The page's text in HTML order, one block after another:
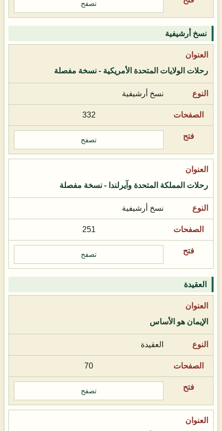
تصفح
نسخ أرشيفية
رحلات الولايات المتحدة الأمريكية - نسخة مفصلة
نسخ أرشيفية
332
تصفح
رحلات المملكة المتحدة وآيرلندا - نسخة مفصلة
نسخ أرشيفية
251
تصفح
العقيدة
الإيمان هو الأساس
العقيدة
70
تصفح